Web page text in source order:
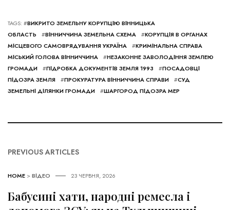
TAGS: #ВИКРИТО ЗЕМЕЛЬНУ КОРУПЦІЮ ВІННИЦЬКА
ОБЛАСТЬ
#ВІННИЧЧИНА ЗЕМЕЛЬНА СХЕМА #КОРУПЦІЯ В ОРГАНАХ
МІСЦЕВОГО САМОВРЯДУВАННЯ УКРАЇНА
#КРИМІНАЛЬНА СПРАВА
МІСЬКИЙ ГОЛОВА ВІННИЧЧИНА
#НЕЗАКОННЕ ЗАВОЛОДІННЯ ЗЕМЛЕЮ
ГРОМАДИ
#ПІДРОБКА ДОКУМЕНТІВ ЗЕМЛЯ 1993 #ПОСАДОВЦІ
ПІДОЗРА ЗЕМЛЯ
#ПРОКУРАТУРА ВІННИЧЧИНА СПРАВИ #СУД
ЗЕМЕЛЬНІ ДІЛЯНКИ ГРОМАДИ
#ШАРГОРОД ПІДОЗРА МЕР
PREVIOUS ARTICLES
HOME >ВІДЕО 23 ЧЕРВНЯ, 2026
Бабусині хати, народні ремесла і